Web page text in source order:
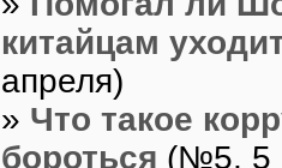
китайцам
апреля)
» Что такое
бороться (№5, 5